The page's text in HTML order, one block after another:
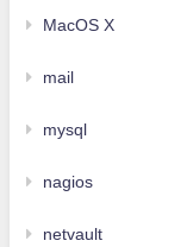
MacOS X
mail
mysql
nagios
netvault